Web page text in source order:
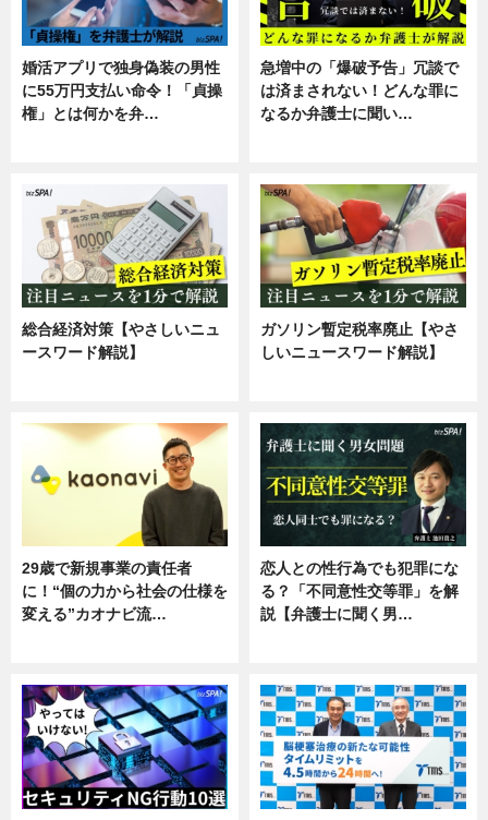
婚活アプリで独身偽装の男性
に55万円支払い命令！「貞操
権」とは何かを弁…
急増中の「爆破予告」冗談で
は済まされない！どんな罪に
なるか弁護士に聞い…
総合経済対策【やさしいニュ
ースワード解説】
ガソリン暫定税率廃止【やさ
しいニュースワード解説】
29歳で新規事業の責任者
に！“個の力から社会の仕様を
変える”カオナビ流…
恋人との性行為でも犯罪にな
る？「不同意性交等罪」を解
説【弁護士に聞く男…